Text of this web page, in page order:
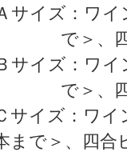
サイズ：ワ
で＞、
サイズ：ワ
で＞、
サイズ：ワイ
まで＞、四